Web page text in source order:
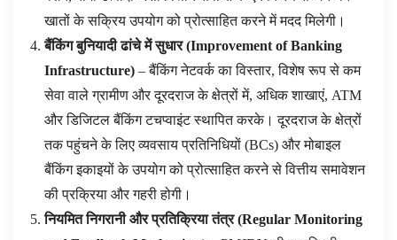
खातों के सक्रिय उपयोग को प्रोत्साहित करने में मदद मिलेगी।
बैंकिंग बुनियादी ढांचे में सुधार(Improvement of Banking
Infrastructure) – बैंकिंग नेटवर्क का विस्तार, विशेष रूप से कम
सेवा वाले ग्रामीण और दूरदराज के क्षेत्रों में, अधिक शाखाएं, ATM
और डिजिटल बैंकिंग टचप्वाइंट स्थापित करके। दूरदराज के क्षेत्रों
तक पहुंचने के लिए व्यवसाय प्रतिनिधियों (BCs) और मोबाइल
बैंकिंग इकाइयों के उपयोग को प्रोत्साहित करने से वित्तीय समावेशन
की प्रक्रिया और गहरी होगी।
नियमित निगरानी और प्रतिक्रिया तंत्र(Regular Monitoring